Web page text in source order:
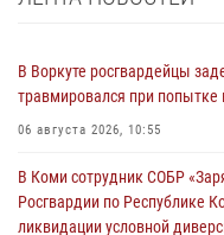
В Воркуте росгвардейцы
травмировался при попытке
06 августа 2026, 10:55
В Коми сотрудник СОБР
Росгвардии по Республике
ликвидации условной